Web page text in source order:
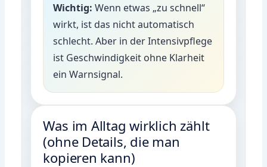
Wichtig: Wenn etwas „zu schnell“
wirkt, ist das nicht automatisch
schlecht. Aber in der Intensivpflege
ist Geschwindigkeit ohne Klarheit
ein Warnsignal.
Was im Alltag wirklich zählt
(ohne Details, die man
kopieren kann)